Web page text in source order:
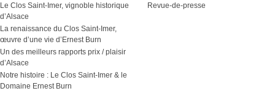
Le Clos Saint-Imer, vignoble historique
d’Alsace
La renaissance du Clos Saint-Imer,
œuvre d’une vie d’Ernest Burn
Un des meilleurs rapports prix / plaisir
d’Alsace
Notre histoire : Le Clos Saint-Imer & le
Domaine Ernest Burn
Revue-de-presse